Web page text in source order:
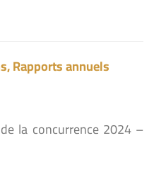
,Rapports annuels
la concurrence 2024 –